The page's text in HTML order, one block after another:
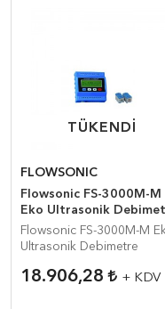
TÜKENDI
TÜKENDI
FLOWSONIC
Flowsonic FS-3000M-M
Eko Ultrasonik
Flowsonic FS-3000M-M
Ultrasonik Debimetre
18.906,28 + KDV